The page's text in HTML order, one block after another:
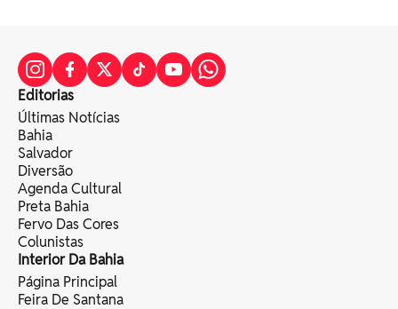
Editorias
Últimas Notícias
Bahia
Salvador
Diversão
Agenda Cultural
Preta Bahia
Fervo Das Cores
Colunistas
Interior Da Bahia
Página Principal
Feira De Santana